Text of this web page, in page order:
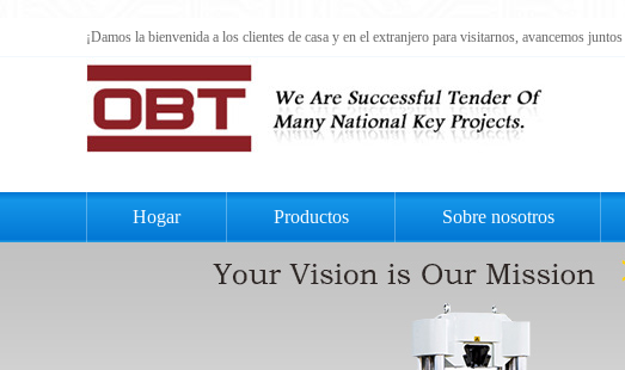
¡Damos la bienvenida a los clientes de casa y en el extranjero para visitarnos, avancemos
Hogar Productos Sobre nosotros